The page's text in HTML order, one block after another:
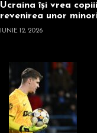
Ucraina își vrea
revenirea unor
IUNIE 12, 2026